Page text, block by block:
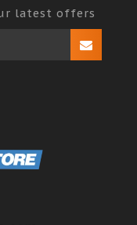
latest offers